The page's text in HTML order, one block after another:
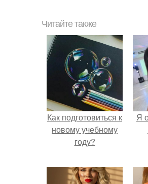
Читайте также
Как подготовиться к
новому учебному
году?
Я